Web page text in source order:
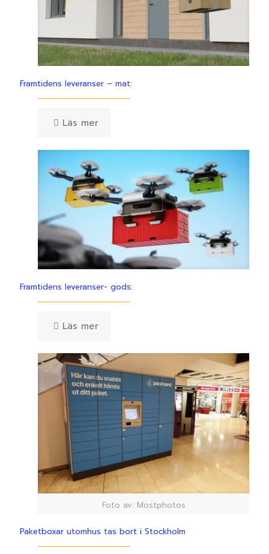
Framtidens leveranser – mat:
Läs mer
Framtidens leveranser- gods:
Läs mer
Foto av: Mostphotos
Paketboxar utomhus tas bort i Stockholm